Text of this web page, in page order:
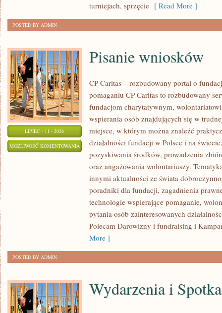
turniejach, sprzęcie [ Read More ]
POSTED BY ADMIN
LIPIEC - 11 - 2026
MOŻLIWOŚĆ KOMENTOWANIA PISANIE
WNIOSKÓW
Pisanie wniosków
CP Caritas – rozbudowany portal o
pomaganiu CP Caritas to rozbudowany
fundacjom charytatywnym,
wspierania osób znajdujących się w
miejsce, w którym można znaleźć
działalności fundacji w Polsce i na
pozyskiwania środków, prowadzenia
oraz angażowania wolontariuszy.
innymi aktualności ze świata
poradniki dla fundacji, zagadnienia
technologie wspierające pomaganie,
pytania osób zainteresowanych
Polecam Darowizny i fundraising i
More ]
POSTED BY ADMIN
Wydarzenia i